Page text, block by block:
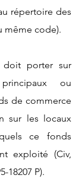
répertoire des
même code).
doit porter sur
ou
de commerce
sur les locaux
ce fonds
exploité (Civ,
18207 P).